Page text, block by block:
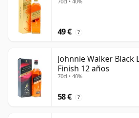
49 € ?
Johnnie Walker Black
Finish 12 años
70cl • 40%
58 € ?